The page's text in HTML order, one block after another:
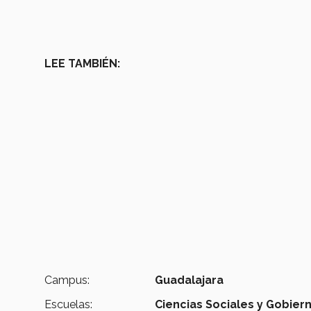
LEE TAMBIÉN:
Campus:
Guadalajara
Escuelas:
Ciencias Sociales y